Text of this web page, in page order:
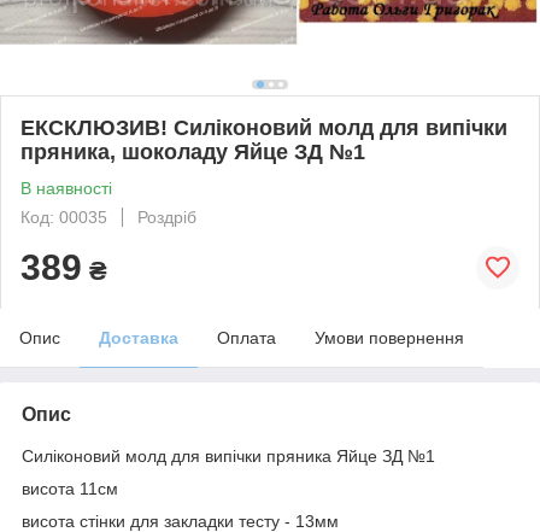
ЕКСКЛЮЗИВ! Силіконовий молд для випічки
пряника, шоколаду Яйце ЗД №1
В наявності
Код: 00035
Роздріб
389 ₴
Опис Доставка Оплата Умови повернення
Опис
Силіконовий молд для випічки пряника Яйце ЗД №1
висота 11см
висота стінки для закладки тесту - 13мм